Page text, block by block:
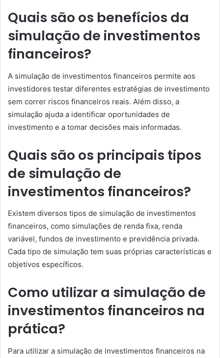
Quais são os benefícios da
simulação de investimentos
financeiros?
A simulação de investimentos financeiros permite aos
investidores testar diferentes estratégias de investimento
sem correr riscos financeiros reais. Além disso, a
simulação ajuda a identificar oportunidades de
investimento e a tomar decisões mais informadas.
Quais são os principais tipos
de simulação de
investimentos financeiros?
Existem diversos tipos de simulação de investimentos
financeiros, como simulações de renda fixa, renda
variável, fundos de investimento e previdência privada.
Cada tipo de simulação tem suas próprias características e
objetivos específicos.
Como utilizar a simulação de
investimentos financeiros na
prática?
Para utilizar a simulação de investimentos financeiros na